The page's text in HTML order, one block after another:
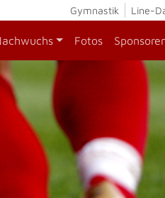
Gymnastik Line-
Fotos